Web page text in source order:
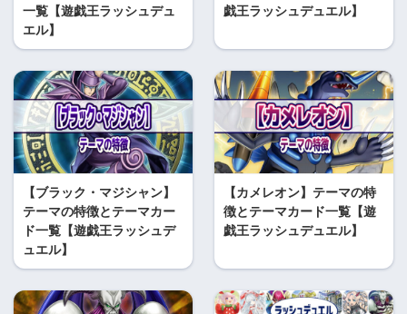
一覧【遊戯王ラッシュデュ
エル】
戯王ラッシュデュエル】
【ブラック・マジシャン】
テーマの特徴とテーマカー
ド一覧【遊戯王ラッシュデ
ュエル】
【カメレオン】テーマの特
徴とテーマカード一覧【遊
戯王ラッシュデュエル】